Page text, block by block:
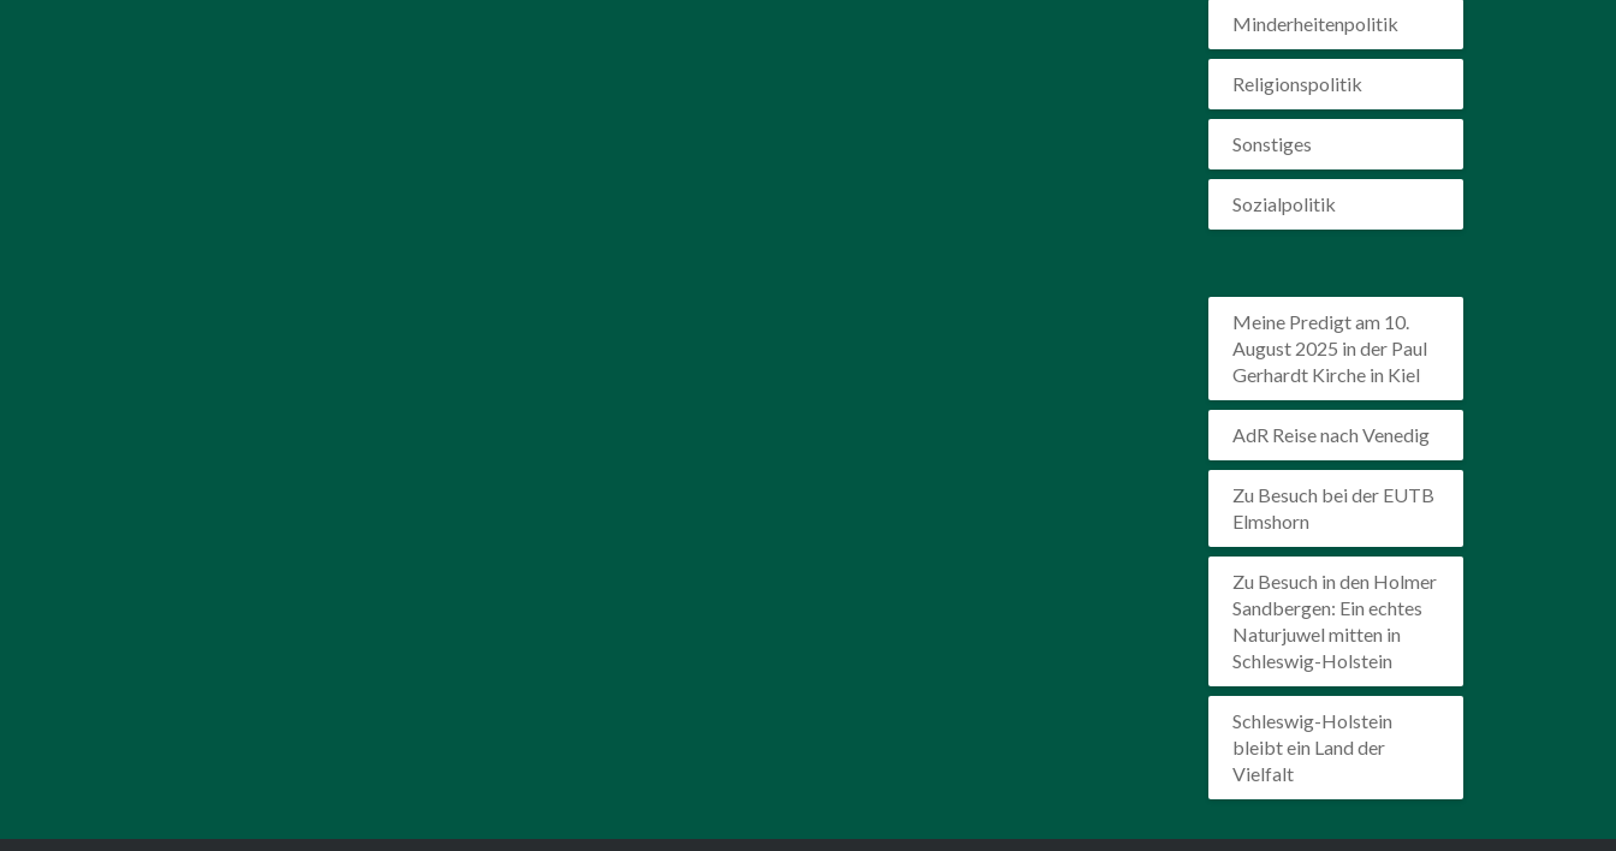
Minderheitenpolitik
Religionspolitik
Sonstiges
Sozialpolitik
Meine Predigt am 10.
August 2025 in der Paul
Gerhardt Kirche in Kiel
AdR Reise nach Venedig
Zu Besuch bei der EUTB
Elmshorn
Zu Besuch in den Holmer
Sandbergen: Ein echtes
Naturjuwel mitten in
Schleswig-Holstein
Schleswig-Holstein
bleibt ein Land der
Vielfalt